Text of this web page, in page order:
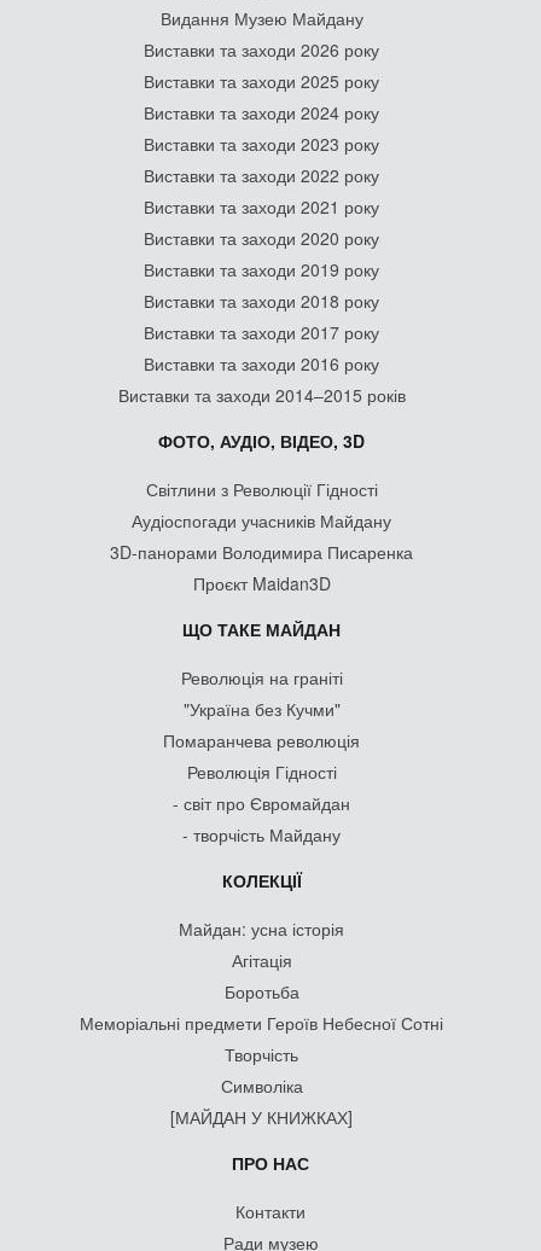
Видання Музею Майдану
Виставки та заходи 2026 року
Виставки та заходи 2025 року
Виставки та заходи 2024 року
Виставки та заходи 2023 року
Виставки та заходи 2022 року
Виставки та заходи 2021 року
Виставки та заходи 2020 року
Виставки та заходи 2019 року
Виставки та заходи 2018 року
Виставки та заходи 2017 року
Виставки та заходи 2016 року
Виставки та заходи 2014–2015 років
ФОТО, АУДІО, ВІДЕО, 3D
Світлини з Революції Гідності
Аудіоспогади учасників Майдану
3D-панорами Володимира Писаренка
Проєкт Maidan3D
ЩО ТАКЕ МАЙДАН
Революція на граніті
"Україна без Кучми"
Помаранчева революція
Революція Гідності
- світ про Євромайдан
- творчість Майдану
КОЛЕКЦІЇ
Майдан: усна історія
Агітація
Боротьба
Меморіальні предмети Героїв Небесної Сотні
Творчість
Символіка
[МАЙДАН У КНИЖКАХ]
ПРО НАС
Контакти
Ради музею